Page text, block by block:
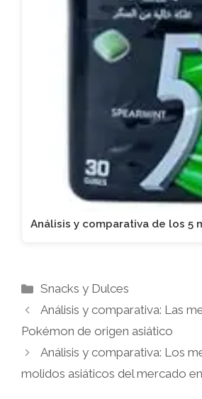
Análisis y comparativa de los 5
Categorías
Snacks y Dulces
Análisis y comparativa: Las
Pokémon de origen asiático
Análisis y comparativa: Los
molidos asiáticos del mercado